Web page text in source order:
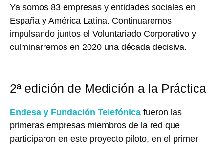
Ya somos 83 empresas y entidades sociales en
España y América Latina. Continuaremos
impulsando juntos el Voluntariado Corporativo y
culminarremos en 2020 una década decisiva.
2ª edición de Medición a la Práctica
Endesa y Fundación Telefónica fueron las
primeras empresas miembros de la red que
participaron en este proyecto piloto, en el primer